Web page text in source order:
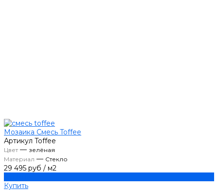
Мозаика Смесь Toffee
Артикул Toffee
Цвет— зелёная
Материал — Стекло
29 495 руб / м2
Купить